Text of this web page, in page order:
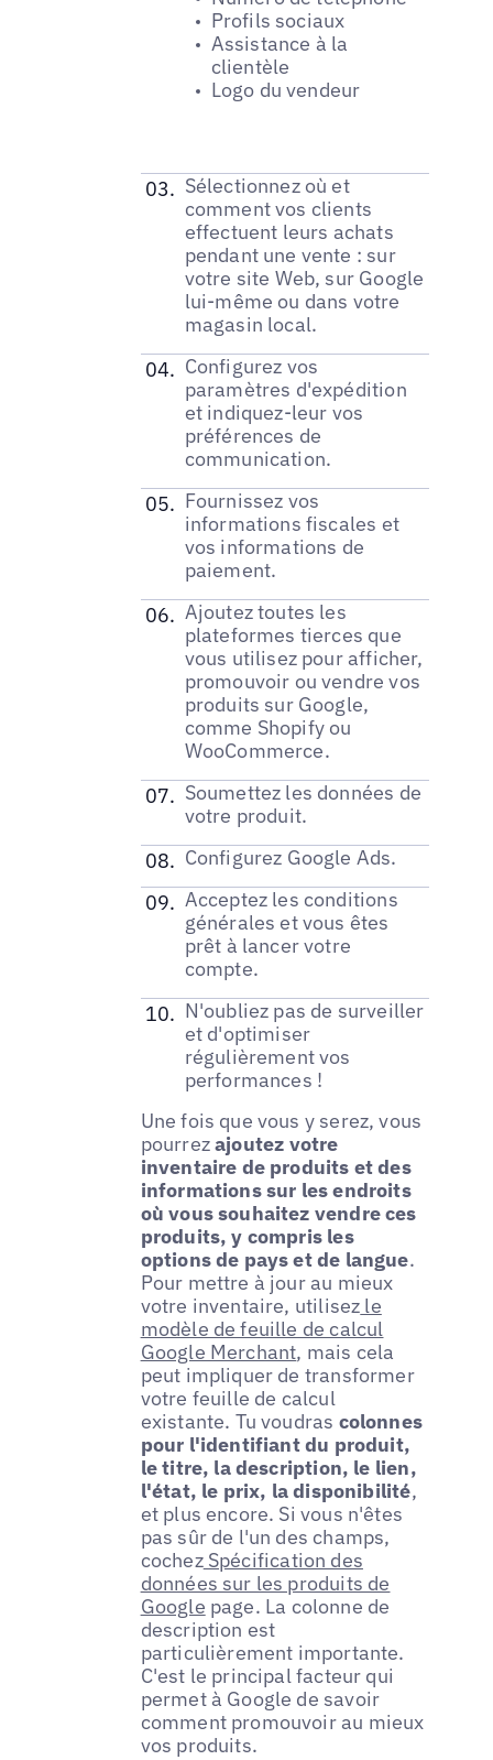
Profils sociaux
Assistance à la
clientèle
Logo du vendeur
Sélectionnez où et
comment vos clients
effectuent leurs achats
pendant une vente : sur
votre site Web, sur Google
lui-même ou dans votre
magasin local.
Configurez vos
paramètres d'expédition
et indiquez-leur vos
préférences de
communication.
Fournissez vos
informations fiscales et
vos informations de
paiement.
Ajoutez toutes les
plateformes tierces que
vous utilisez pour afficher,
promouvoir ou vendre vos
produits sur Google,
comme Shopify ou
WooCommerce.
Soumettez les données de
votre produit.
Configurez Google Ads.
Acceptez les conditions
générales et vous êtes
prêt à lancer votre
compte.
N'oubliez pas de surveiller
et d'optimiser
régulièrement vos
performances !
Une fois que vous y serez, vous
pourrezajoutez votre
inventaire de produits et des
informations sur les endroits
où vous souhaitez vendre ces
produits, y compris les
options de pays et de langue.
Pour mettre à jour au mieux
votre inventaire, utilisez le
modèle de feuille de calcul
Google Merchant, mais cela
peut impliquer de transformer
votre feuille de calcul
existante. Tu voudras colonnes
pour l'identifiant du produit,
le titre, la description, le lien,
l'état, le prix, la disponibilité,
et plus encore. Si vous n'êtes
pas sûr de l'un des champs,
cochezSpécification des
données sur les produits de
Google page. La colonne de
description est
particulièrement importante.
C'est le principal facteur qui
permet à Google de savoir
comment promouvoir au mieux
vos produits.